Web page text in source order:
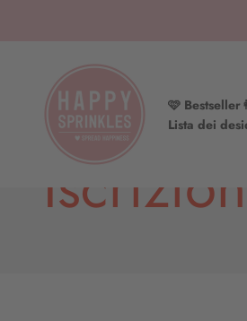
🩷 Bestseller
Lista dei
HAPPY SPRINKLES | D2C